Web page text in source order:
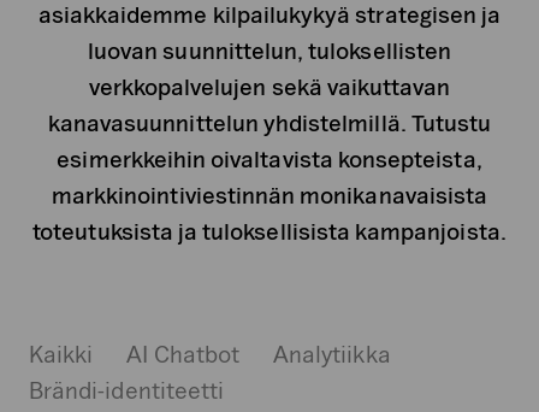
asiakkaidemme kilpailukykyä strategisen ja
luovan suunnittelun, tuloksellisten
verkkopalvelujen sekä vaikuttavan
kanavasuunnittelun yhdistelmillä. Tutustu
esimerkkeihin oivaltavista konsepteista,
markkinointiviestinnän monikanavaisista
toteutuksista ja tuloksellisista kampanjoista.
Kaikki AI Chatbot
Analytiikka
Brändi-identiteetti